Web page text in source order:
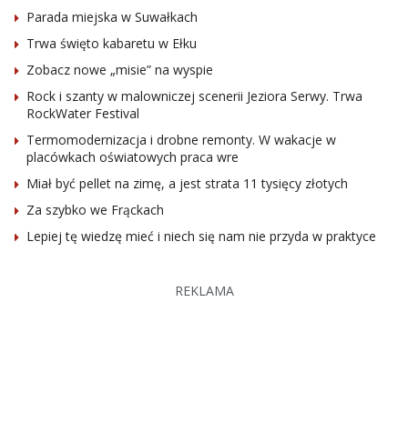
Parada miejska w Suwałkach
Trwa święto kabaretu w Ełku
Zobacz nowe „misie” na wyspie
Rock i szanty w malowniczej scenerii Jeziora Serwy. Trwa
RockWater Festival
Termomodernizacja i drobne remonty. W wakacje w
placówkach oświatowych praca wre
Miał być pellet na zimę, a jest strata 11 tysięcy złotych
Za szybko we Frąckach
Lepiej tę wiedzę mieć i niech się nam nie przyda w praktyce
REKLAMA